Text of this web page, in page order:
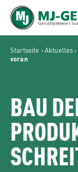
MJ-GERÜST
Startseite ›Aktuelles ›
voran
BAU